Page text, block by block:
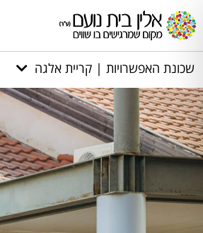
שכונת האפשרויות | קריית אלגה